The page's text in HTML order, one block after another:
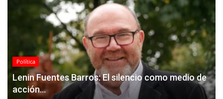
Política
Lenin Fuentes Barros: El silencio como medio de
acción...